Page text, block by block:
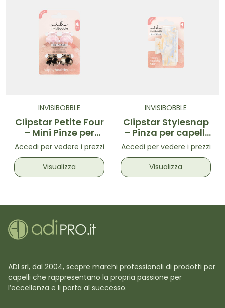
INVISIBOBBLE
Clipstar Petite Four
– Mini Pinze per
capelli 4 pz
Accedi per vedere i prezzi
Visualizza
INVISIBOBBLE
Clipstar Stylesnap
– Pinza per capelli
taglia M
Accedi per vedere i prezzi
Visualizza
ADI srl, dal 2004, scopre marchi professionali di prodotti per
capelli che rappresentano la propria passione per
l’eccellenza e li porta al successo.